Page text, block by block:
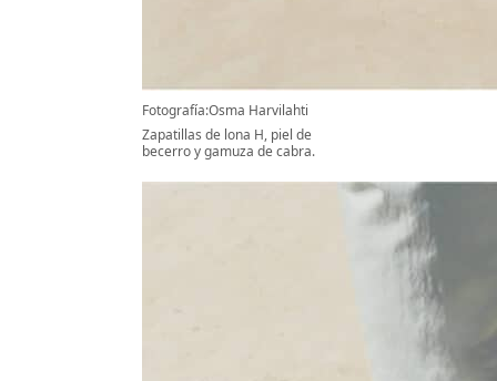
Fotografía:Osma Harvilahti
Zapatillas de lona H, piel de
becerro y gamuza de cabra.